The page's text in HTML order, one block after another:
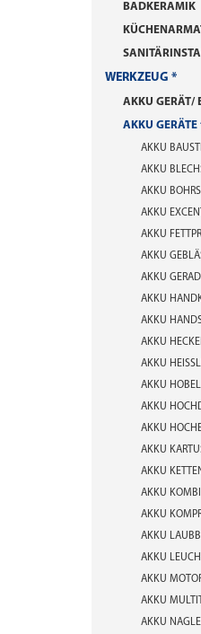
BADKERAMIK
WERKZEUG
AKKU GERÄT/
AKKU GERÄTE
AKKU
AKKU
AKKU
AKKU
AKKU
AKKU
AKKU
AKKU
AKKU
AKKU
AKKU
AKKU HOBEL
AKKU
AKKU
AKKU
AKKU
AKKU
AKKU
AKKU
AKKU
AKKU
AKKU
AKKU